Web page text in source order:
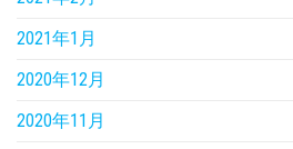
2021年1月
2020年12月
2020年11月